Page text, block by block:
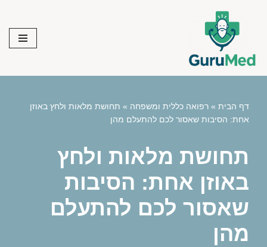
content
דף הבית » רפואה כללית ומשפחה » תחושת מלאות ולחץ באוזן
אחת: הסיבות שאסור לכם להתעלם מהן
תחושת מלאות ולחץ
באוזן אחת: הסיבות
שאסור לכם להתעלם
מהן